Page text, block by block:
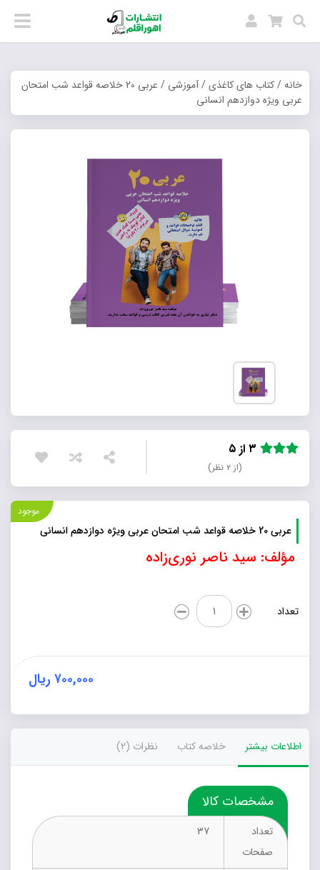
خانه/کتاب های کاغذی/آموزشی
/ عربی 20 خلاصه قواعد شب امتحان
عربی ویژه دوازدهم انسانی
(از ۲ نظر)
موجود
عربی 20 خلاصه قواعد شب امتحان عربی ویژه دوازدهم انسانی
مؤلف: سید ناصر نوری‌زاده
تعداد
عربی
20
خلاصه
شب
عدد
۷۰۰,۰۰۰ ریال
اطلاعات بیشتر خلاصه کتاب نظرات (2)
مشخصات کالا
تعداد
صفحات
37